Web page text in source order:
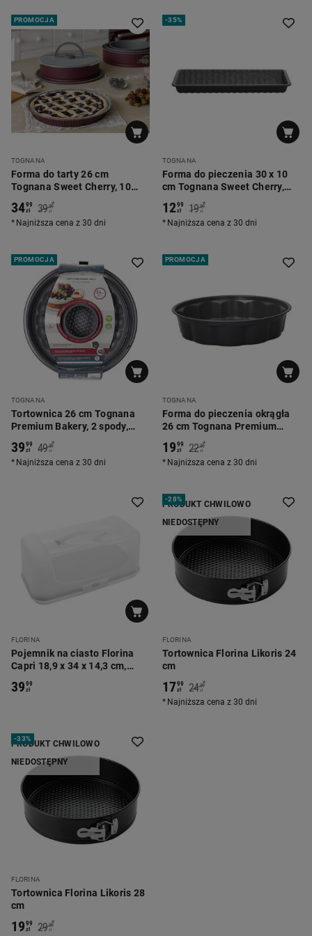
PROMOCJA
TOGNANA
Forma do tarty 26 cm
Tognana Sweet Cherry, 10
foremek w kształcie cyfr
3499
zł 39 99
zł
*
Najniższa cena z 30 dni
-35%
TOGNANA
Forma do pieczenia 30 x 10
cm Tognana Sweet Cherry,
karbowana
1299
zł 19 99
zł
*
Najniższa cena z 30 dni
PROMOCJA
TOGNANA
Tortownica 26 cm Tognana
Premium Bakery, 2 spody,
3999
zł 49 99
zł
*
Najniższa cena z 30 dni
PROMOCJA
TOGNANA
Forma do pieczenia okrągła
26 cm Tognana Premium
Bakery, falowana, szara
1999
zł 22 99
zł
*
Najniższa cena z 30 dni
FLORINA
Pojemnik na ciasto Florina
Capri 18,9 x 34 x 14,3 cm,
3999
zł
PRODUKT CHWILOWO
NIEDOSTĘPNY
-28%
FLORINA
Tortownica Florina Likoris 24
cm
1799
zł 24 99
zł
*
Najniższa cena z 30 dni
PRODUKT CHWILOWO
NIEDOSTĘPNY
-33%
FLORINA
Tortownica Florina Likoris 28
cm
1999
zł 29 99
zł
*